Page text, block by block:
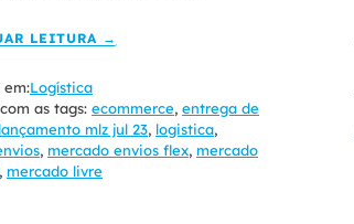
LEITURA →
em:Logística
as tags: ecommerce, entrega de
lançamento mlz jul 23, logistica,
, mercado envios flex, mercado
, mercado livre